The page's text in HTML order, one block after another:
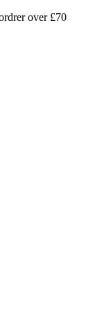
over £70